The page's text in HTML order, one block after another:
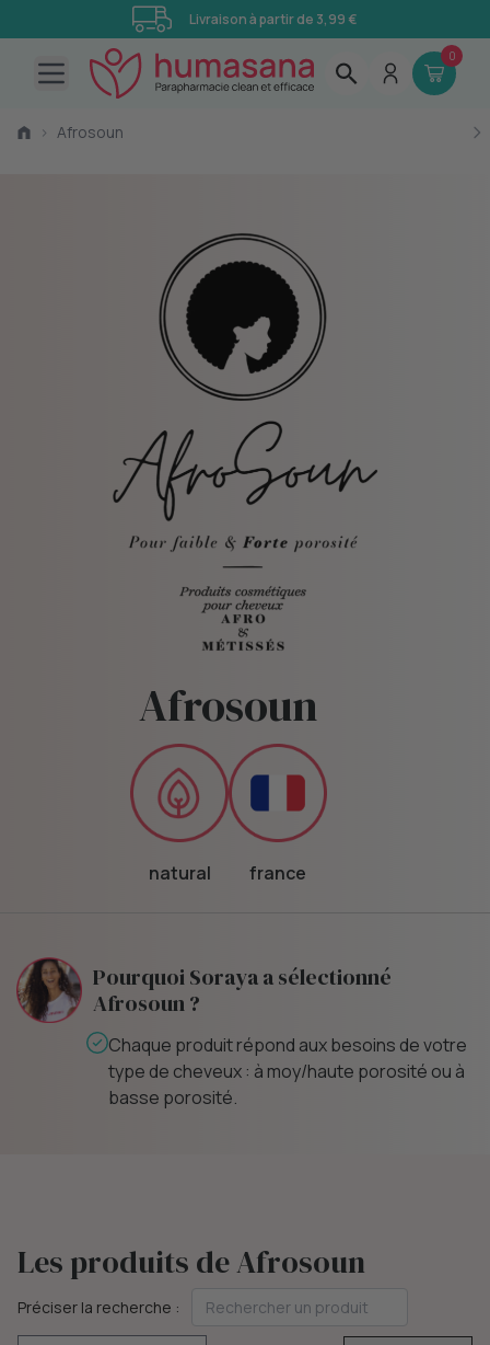
Livraison à partir de 3,99 €
Open main menu
0
› Afrosoun
Afrosoun
natural france
Pourquoi Soraya a sélectionné
Afrosoun ?
Chaque produit répond aux besoins de votre
type de cheveux : à moy/haute porosité ou à
basse porosité.
Les produits de Afrosoun
Préciser la recherche :